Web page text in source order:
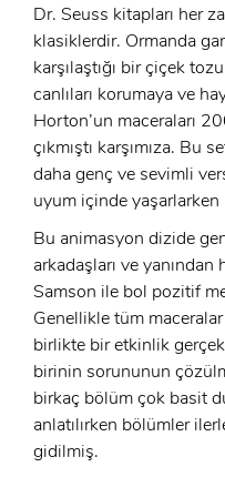
Ad Soyad:
Dr. Seuss kitapları her
klasiklerdir. Ormanda
karşılaştığı bir çiçek
canlıları korumaya ve
Horton’un maceraları
çıkmıştı karşımıza. Bu
daha genç ve sevimli
uyum içinde yaşarlarken
Bu animasyon dizide
arkadaşları ve yanından
Samson ile bol pozitif
Genellikle tüm maceralar
birlikte bir etkinlik
birinin sorununun
birkaç bölüm çok basit
anlatılırken bölümler
gidilmiş.